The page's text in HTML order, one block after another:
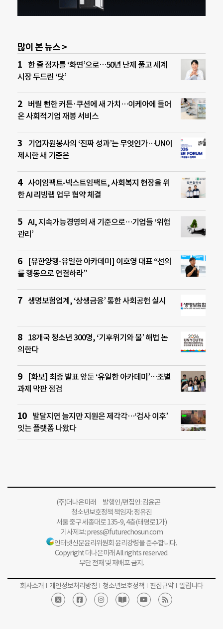
많이 본 뉴스 >
한 줄 점자를 ‘화면’으로…50년 난제 풀고 세계
시장 두드린 ‘닷’
버릴 뻔한 커튼·쿠션에 새 가치…이케아에 들어
온 사회적기업 재봉 서비스
기업자원봉사의 ‘진짜 성과’는 무엇인가…UN이
제시한 새 기준은
사이임팩트-넥스트임팩트, 사회복지 현장을 위
한 AI 리빙랩 업무 협약 체결
AI, 지속가능경영의 새 기준으로…기업들 ‘위험
관리’
[유한양행-유일한 아카데미] 이호영 대표 “선의
를 행동으로 연결하라”
생명보험업계, ‘상생금융’ 통한 사회공헌 실시
18개국 청소년 300명, ‘기후위기와 물’ 해법 논
의한다
[화보] 최종 발표 앞둔 ‘유일한 아카데미’…조별
과제 막판 점검
발달지연 늘지만 지원은 제각각…‘검사 이후’
잇는 플랫폼 나왔다
(주)더나은미래 발행인/편집인: 김윤곤
청소년보호정책 책임자: 정유진
서울 중구 세종대로 135-9, 4층(태평로1가)
기사제보:press@futurechosun.com
인터넷신문윤리위원회 윤리강령을 준수합니다.
Copyright 더나은미래 All rights reserved.
무단 전재 및 재배포 금지.
회사소개 개인정보처리방침 청소년보호정책 편집규약 알립니다